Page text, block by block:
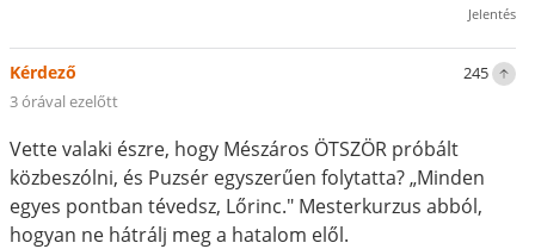
Jelentés
245
Kérdező
3 órával ezelőtt
Vette valaki észre, hogy Mészáros ÖTSZÖR próbált
közbeszólni, és Puzsér egyszerűen folytatta? „Minden
egyes pontban tévedsz, Lőrinc." Mesterkurzus abból,
hogyan ne hátrálj meg a hatalom elől.